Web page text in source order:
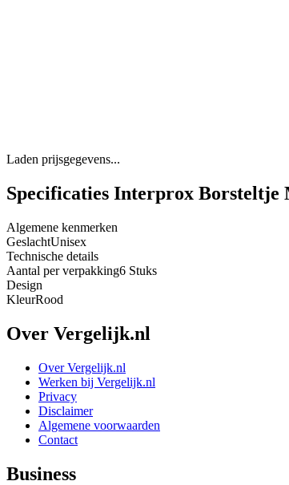
Laden prijsgegevens...
Specificaties Interprox Borsteltje
Algemene kenmerken
GeslachtUnisex
Technische details
Aantal per verpakking6 Stuks
Design
KleurRood
Over Vergelijk.nl
Over Vergelijk.nl
Werken bij Vergelijk.nl
Privacy
Disclaimer
Algemene voorwaarden
Contact
Business